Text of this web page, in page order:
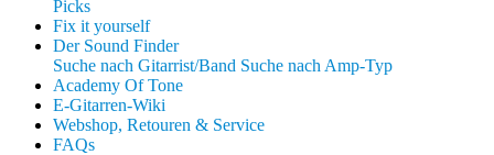
Picks
Fix it yourself
Der Sound Finder
Suche nach Gitarrist/Band Suche nach Amp-Typ
Academy Of Tone
E-Gitarren-Wiki
Webshop, Retouren & Service
FAQs